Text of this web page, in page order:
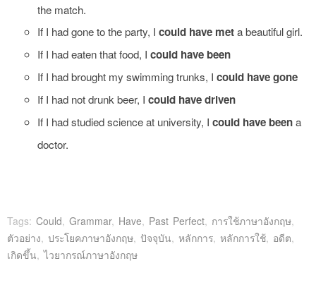
the match.
If I had gone to the party, I could have meta beautiful girl.
If I had eaten that food, I could have been
If I had brought my swimming trunks, I could have gone
If I had not drunk beer, I could have driven
If I had studied science at university, I could have beena
doctor.
Tags: Could, Grammar, Have, Past Perfect, การใช้ภาษาอังกฤษ,
ตัวอย่าง, ประโยคภาษาอังกฤษ, ปัจจุบัน, หลักการ, หลักการใช้, อดีต,
เกิดขึ้น,ไวยากรณ์ภาษาอังกฤษ